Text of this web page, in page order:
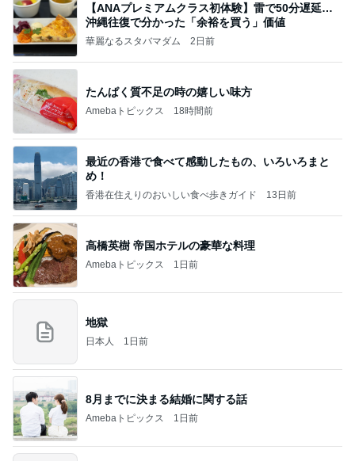
【ANAプレミアムクラス初体験】雷で50分遅延…
沖縄往復で分かった「余裕を買う」価値
華麗なるスタバマダム 2日前
たんぱく質不足の時の嬉しい味方
Amebaトピックス 18時間前
最近の香港で食べて感動したもの、いろいろまと
め！
香港在住えりのおいしい食べ歩きガイド 13日前
高橋英樹 帝国ホテルの豪華な料理
Amebaトピックス 1日前
地獄
日本人 1日前
8月までに決まる結婚に関する話
Amebaトピックス 1日前